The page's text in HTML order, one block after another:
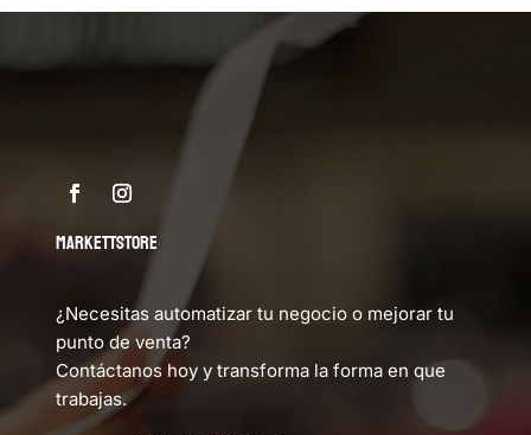
MARKETTSTORE
¿Necesitas automatizar tu negocio o mejorar tu
punto de venta?
Contáctanos hoy y transforma la forma en que
trabajas.